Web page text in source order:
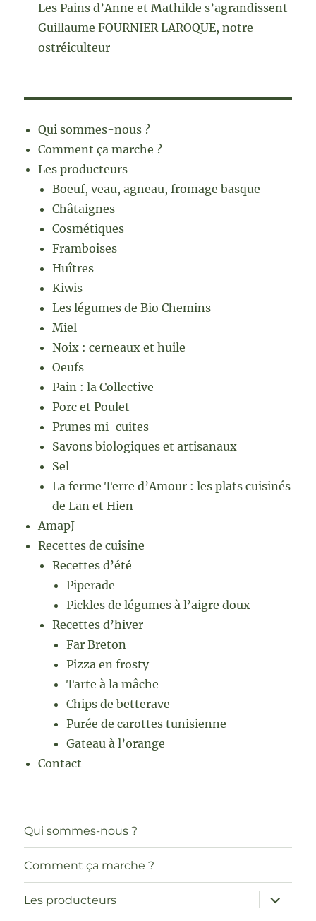
Les Pains d’Anne et Mathilde s’agrandissent
Guillaume FOURNIER LAROQUE, notre
ostréiculteur
Qui sommes-nous ?
Comment ça marche ?
Les producteurs
Boeuf, veau, agneau, fromage basque
Châtaignes
Cosmétiques
Framboises
Huîtres
Kiwis
Les légumes de Bio Chemins
Miel
Noix : cerneaux et huile
Oeufs
Pain : la Collective
Porc et Poulet
Prunes mi-cuites
Savons biologiques et artisanaux
Sel
La ferme Terre d’Amour : les plats cuisinés
de Lan et Hien
AmapJ
Recettes de cuisine
Recettes d’été
Piperade
Pickles de légumes à l’aigre doux
Recettes d’hiver
Far Breton
Pizza en frosty
Tarte à la mâche
Chips de betterave
Purée de carottes tunisienne
Gateau à l’orange
Contact
Qui sommes-nous ?
Comment ça marche ?
Les producteurs
ouvrir
le